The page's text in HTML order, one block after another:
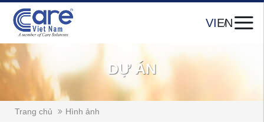
VIEN
DỰ ÁN
Trang chủ Hình ảnh